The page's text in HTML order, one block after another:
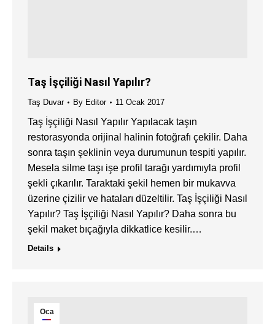
Taş İşçiliği Nasıl Yapılır?
Taş Duvar By Editor 11 Ocak 2017
Taş İşçiliği Nasıl Yapılır Yapılacak taşın
restorasyonda orijinal halinin fotoğrafı çekilir. Daha
sonra taşın şeklinin veya durumunun tespiti yapılır.
Mesela silme taşı işe profil tarağı yardımıyla profil
şekli çıkarılır. Taraktaki şekil hemen bir mukavva
üzerine çizilir ve hataları düzeltilir. Taş İşçiliği Nasıl
Yapılır? Taş İşçiliği Nasıl Yapılır? Daha sonra bu
şekil maket bıçağıyla dikkatlice kesilir.…
Details
Oca